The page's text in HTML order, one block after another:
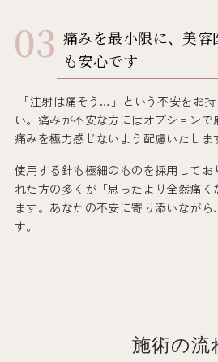
痛みを最小限に、美
も安心です
「注射は痛そう…」という不安をお
い。痛みが不安な方にはオプションで
痛みを極力感じないよう配慮いたしま
使用する針も極細のものを採用してお
れた方の多くが「思ったより全然痛
ます。あなたの不安に寄り添いなが
す。
施術の流